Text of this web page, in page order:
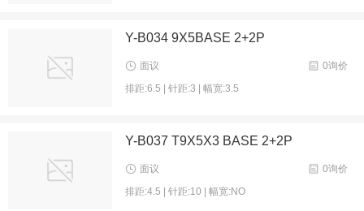
Y-B034 9X5BASE 2+2P
0询价
面议
排距:6.5 | 针距:3 | 幅宽:3.5
Y-B037 T9X5X3 BASE 2+2P
0询价
面议
排距:4.5 | 针距:10 | 幅宽:NO